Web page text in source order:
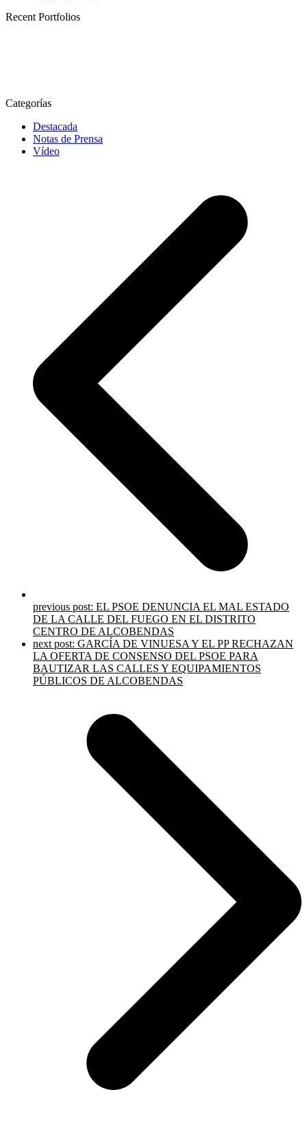
Recent Portfolios
Categorías
Destacada
Notas de Prensa
Vídeo
previous post: EL PSOE DENUNCIA EL MAL ESTADO
DE LA CALLE DEL FUEGO EN EL DISTRITO
CENTRO DE ALCOBENDAS
next post: GARCÍA DE VINUESA Y EL PP RECHAZAN
LA OFERTA DE CONSENSO DEL PSOE PARA
BAUTIZAR LAS CALLES Y EQUIPAMIENTOS
PÚBLICOS DE ALCOBENDAS